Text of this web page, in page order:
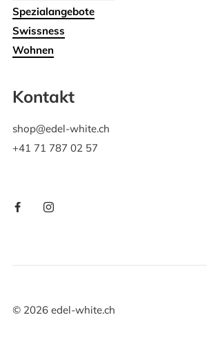
Spezialangebote
Swissness
Wohnen
Kontakt
shop@edel-white.ch
+41 71 787 02 57
© 2026edel-white.ch